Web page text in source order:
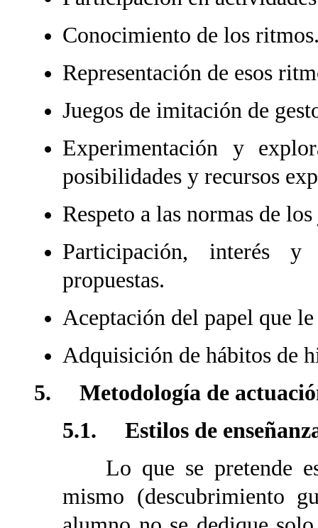
Conocimiento de los
Representación de esos
Juegos de imitación de
Experimentación y
posibilidades y recursos
Respeto a las normas de
Participación, interés y
propuestas.
Aceptación del papel que
Adquisición de hábitos de
5. Metodología de
5.1. Estilos de
Lo que se pretende es
mismo (descubrimiento